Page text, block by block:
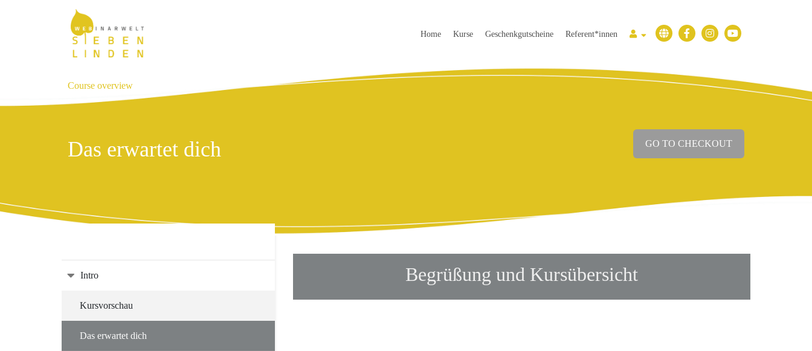
Home Kurse Geschenkgutscheine Referent*innen
Course overview
Das erwartet dich GO TO CHECKOUT
Intro
Kursvorschau
Das erwartet dich
Begrüßung und Kursübersicht